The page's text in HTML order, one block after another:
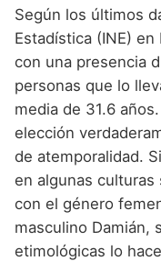
Nombres
Nombres
Nombres
Nombres
Nombres
Nombres
Nombres
Según los últimos
Estadística (INE)
con una presencia
personas que lo
media de 31.6
elección
de atemporalidad.
en algunas
con el género
masculino Damián,
etimológicas lo